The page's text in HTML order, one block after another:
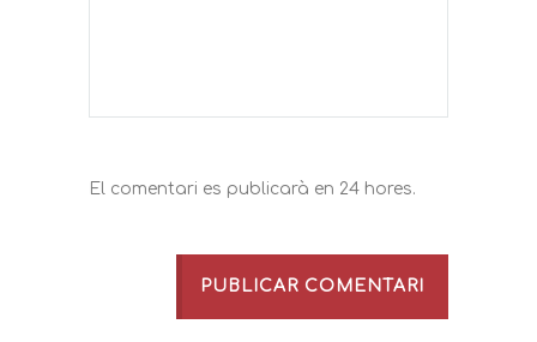
El comentari es publicarà en 24 hores.
PUBLICAR COMENTARI